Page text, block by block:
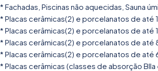
* Fachadas, Piscinas não aquecidas, Sauna
* Placas cerâmicas(2) e porcelanatos de
* Placas cerâmicas(2) e porcelanatos de
* Placas cerâmicas(2) e porcelanatos de
* Placas cerâmicas(2) e porcelanatos de
* Placas cerâmicas (classes de absorção